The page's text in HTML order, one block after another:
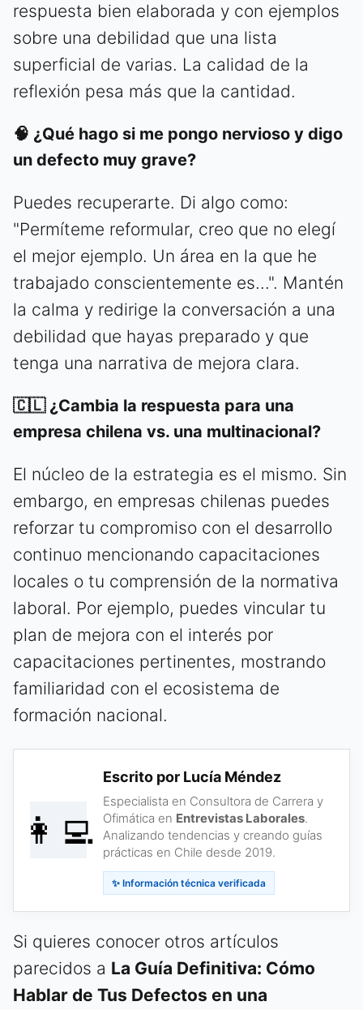
respuesta bien elaborada y con ejemplos
sobre una debilidad que una lista
superficial de varias. La calidad de la
reflexión pesa más que la cantidad.
🧠 ¿Qué hago si me pongo nervioso y digo
un defecto muy grave?
Puedes recuperarte. Di algo como:
"Permíteme reformular, creo que no elegí
el mejor ejemplo. Un área en la que he
trabajado conscientemente es...". Mantén
la calma y redirige la conversación a una
debilidad que hayas preparado y que
tenga una narrativa de mejora clara.
🇨🇱 ¿Cambia la respuesta para una
empresa chilena vs. una multinacional?
El núcleo de la estrategia es el mismo. Sin
embargo, en empresas chilenas puedes
reforzar tu compromiso con el desarrollo
continuo mencionando capacitaciones
locales o tu comprensión de la normativa
laboral. Por ejemplo, puedes vincular tu
plan de mejora con el interés por
capacitaciones pertinentes, mostrando
familiaridad con el ecosistema de
formación nacional.
👩‍💻
Escrito por Lucía Méndez
Especialista en Consultora de Carrera y
Ofimática en Entrevistas Laborales.
Analizando tendencias y creando guías
prácticas en Chile desde 2019.
✨ Información técnica verificada
Si quieres conocer otros artículos
parecidos a La Guía Definitiva: Cómo
Hablar de Tus Defectos en una